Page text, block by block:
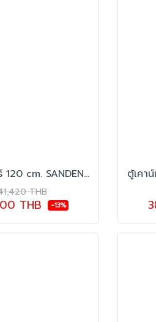
ตู้เคาน์เตอร์ 120 cm. SANDEN รุ่น SCF-1203
THB
THB -13%